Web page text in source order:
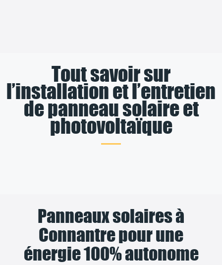
Tout savoir sur
l’installation et l’entretien
de panneau solaire et
photovoltaïque
Panneaux solaires à
Connantre pour une
énergie 100% autonome